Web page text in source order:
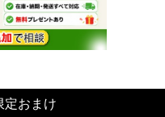
定おまけ